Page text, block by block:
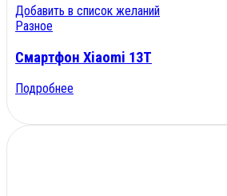
Добавить в список желаний
Разное
Смартфон Xiaomi 13T
Подробнее